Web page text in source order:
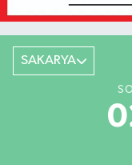
SAKARYA